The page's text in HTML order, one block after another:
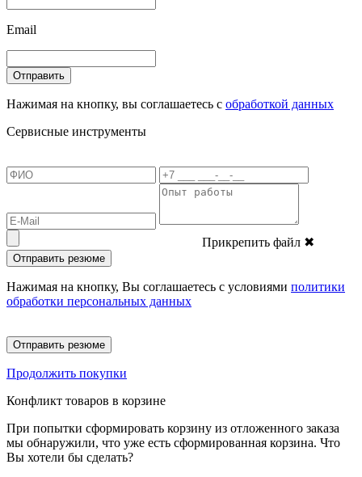
Email
Отправить
Нажимая на кнопку, вы соглашаетесь с обработкой данных
Сервисные инструменты
Прикрепить файл ✖
Отправить резюме
Нажимая на кнопку, Вы соглашаетесь с условиями политики
обработки персональных данных
Отправить резюме
Продолжить покупки
Конфликт товаров в корзине
При попытки сформировать корзину из отложенного заказа
мы обнаружили, что уже есть сформированная корзина. Что
Вы хотели бы сделать?